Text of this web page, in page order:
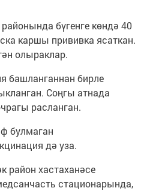
бүгенге көндә 40
каршы прививка ясаткан.
олыраклар.
башланганнан бирле
Соңгы атнада
расланган.
булмаган
дә уза.
район хастаханәсе
стационарында,